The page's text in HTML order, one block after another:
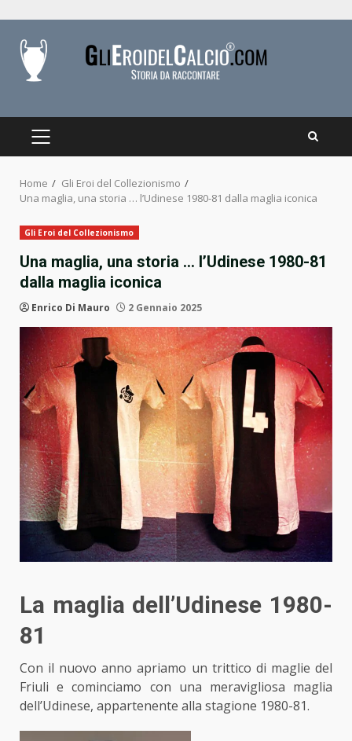
content
PRIMARY
Home
Gli Eroi del Collezionismo
Una maglia, una storia … l’Udinese 1980-81 dalla maglia iconica
Gli Eroi del Collezionismo
Una maglia, una storia … l’Udinese 1980-81
dalla maglia iconica
Enrico Di Mauro 2 Gennaio 2025
La maglia dell’Udinese 1980-
81
Con il nuovo anno apriamo un trittico di maglie del
Friuli e cominciamo con una meravigliosa maglia
dell’Udinese, appartenente alla stagione 1980-81.